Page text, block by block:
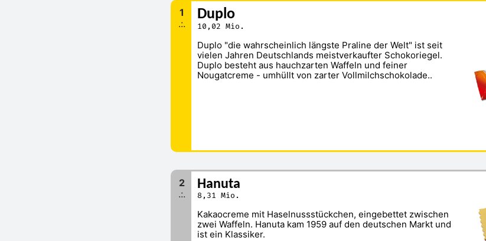
.:.
1 Duplo
10,02 Mio.
Duplo "die wahrscheinlich längste Praline der Welt" ist seit
vielen Jahren Deutschlands meistverkaufter Schokoriegel.
Duplo besteht aus hauchzarten Waffeln und feiner
Nougatcreme - umhüllt von zarter Vollmilchschokolade..
.:.
2 Hanuta
8,31 Mio.
Kakaocreme mit Haselnussstückchen, eingebettet zwischen
zwei Waffeln. Hanuta kam 1959 auf den deutschen Markt und
ist ein Klassiker.